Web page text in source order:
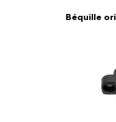
Béquille